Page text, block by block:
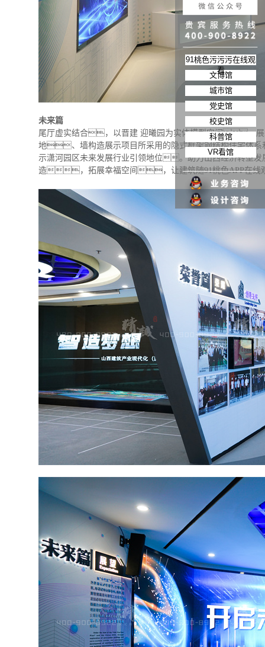
未来篇
尾厅虚实结合，以晋建 迎曦园为实体模型空间，
地、墙构造展示项目所采用的隐式框架钢结构住宅
示潇河园区未来发展行业引领地位。助力山西经济
造，拓展幸福空间，让建筑随91桃色APP在线
91桃色污污污在线观
看
文博馆
城市馆
党史馆
校史馆
科普馆
VR看馆